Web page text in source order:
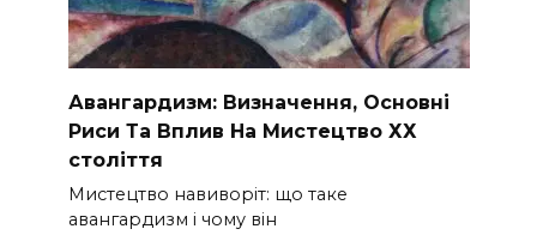
Авангардизм: Визначення, Основні
Риси Та Вплив На Мистецтво ХХ
століття
Мистецтво навиворіт: що таке
авангардизм і чому він